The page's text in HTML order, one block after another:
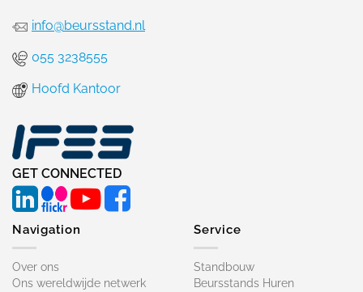
info@beursstand.nl
055 3238555
Hoofd Kantoor
GET CONNECTED
Navigation
Over ons
Ons wereldwijde netwerk
Service
Standbouw
Beursstands Huren